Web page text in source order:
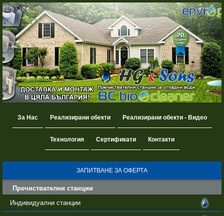
За Нас Реализирани обекти Реализирани обекти - Видео
Технология Сертификати Контакти
ЗАПИТВАНЕ ЗА ОФЕРТА
Пречиствателни станции
Индивидуални станции